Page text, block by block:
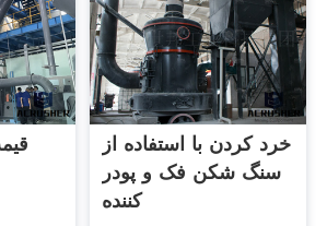
خرد کردن با استفاده از
سنگ شکن فک و پودر
کننده